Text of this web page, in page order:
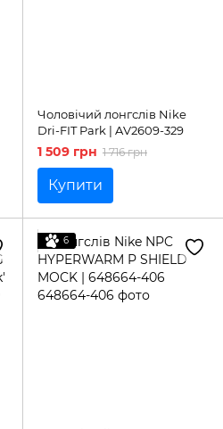
Чоловічий лонгслів Nike
Dri-FIT Park | AV2609-329
1 509 грн 1 716 грн
Купити
6